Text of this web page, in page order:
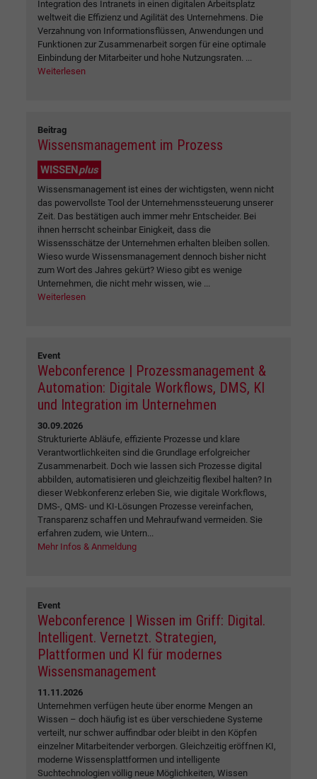
Integration des Intranets in einen digitalen Arbeitsplatz
weltweit die Effizienz und Agilität des Unternehmens. Die
Verzahnung von Informationsflüssen, Anwendungen und
Funktionen zur Zusammenarbeit sorgen für eine optimale
Einbindung der Mitarbeiter und hohe Nutzungsraten. ...
Weiterlesen
Beitrag
Wissensmanagement im Prozess
WISSENplus
Wissensmanagement ist eines der wichtigsten, wenn nicht
das powervollste Tool der Unternehmenssteuerung unserer
Zeit. Das bestätigen auch immer mehr Entscheider. Bei
ihnen herrscht scheinbar Einigkeit, dass die
Wissensschätze der Unternehmen erhalten bleiben sollen.
Wieso wurde Wissensmanagement dennoch bisher nicht
zum Wort des Jahres gekürt? Wieso gibt es wenige
Unternehmen, die nicht mehr wissen, wie ...
Weiterlesen
Event
Webconference | Prozessmanagement &
Automation: Digitale Workflows, DMS, KI
und Integration im Unternehmen
30.09.2026
Strukturierte Abläufe, effiziente Prozesse und klare
Verantwortlichkeiten sind die Grundlage erfolgreicher
Zusammenarbeit. Doch wie lassen sich Prozesse digital
abbilden, automatisieren und gleichzeitig flexibel halten? In
dieser Webkonferenz erleben Sie, wie digitale Workflows,
DMS-, QMS- und KI-Lösungen Prozesse vereinfachen,
Transparenz schaffen und Mehraufwand vermeiden. Sie
erfahren zudem, wie Untern...
Mehr Infos & Anmeldung
Event
Webconference | Wissen im Griff: Digital.
Intelligent. Vernetzt. Strategien,
Plattformen und KI für modernes
Wissensmanagement
11.11.2026
Unternehmen verfügen heute über enorme Mengen an
Wissen – doch häufig ist es über verschiedene Systeme
verteilt, nur schwer auffindbar oder bleibt in den Köpfen
einzelner Mitarbeitender verborgen. Gleichzeitig eröffnen KI,
moderne Wissensplattformen und intelligente
Suchtechnologien völlig neue Möglichkeiten, Wissen